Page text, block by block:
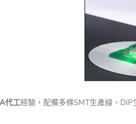
代工經驗，配備多條SMT生產線、